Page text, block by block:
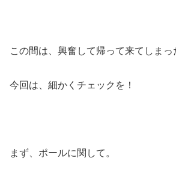
この間は、興奮して帰って来てしまっ
今回は、細かくチェックを！
まず、ポールに関して。